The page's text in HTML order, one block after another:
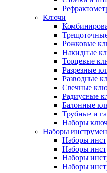
Ключи
Рожковые
Накидные
Торцевые
Разрезные
Разводные
Свечные
Радиусные
Балонные
Трубные и
Наборы
Наборы
Наборы
Наборы
Наборы
Наборы